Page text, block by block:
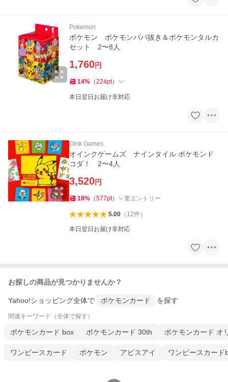
Pokemon
ポケモン ポケモンババ抜き＆ポケモンタルカ
セット 2〜8人
1,760円
14% （224pt）
本日翌日お届け非対応
Oink Games
オインクゲームズ ナインタイル ポケモンド
コダ！ 2〜4人
3,520円
18% （577pt） 要エントリー
5.00（ 12件）
本日翌日お届け非対応
お探しの商品が見つかりませんか？
Yahoo!ショッピング全体で ポケモンカード を探す
関連キーワード（全体で探す）
ポケモンカード box ポケモンカード 30th ポケモンカード オ
ワンピースカード ポケモン アビスアイ ワンピースカード